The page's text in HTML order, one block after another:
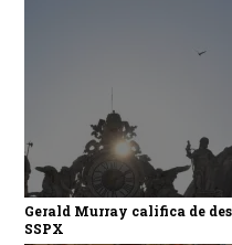
Gerald Murray califica de
SSPX